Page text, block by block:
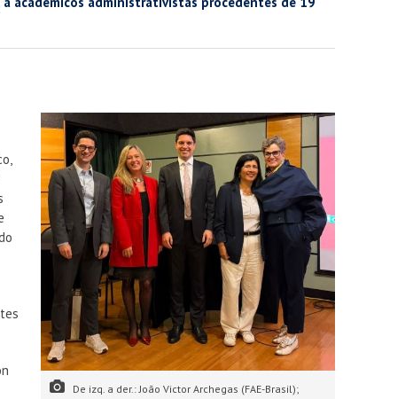
De izq. a der.: João Victor Archegas (FAE-Brasil);